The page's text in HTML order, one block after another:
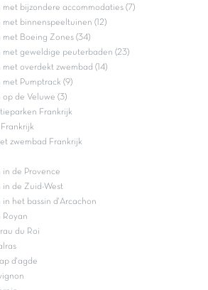
met bijzondere accommodaties (7)
binnenspeeltuinen (12)
met Boeing Zones (34)
met geweldige peuterbaden (23)
overdekt zwembad (14)
Pumptrack (9)
de Veluwe (3)
Frankrijk
zwembad Frankrijk
de Provence
in de Zuid-West
het bassin d'Arcachon
Royan
du Roi
d'agde